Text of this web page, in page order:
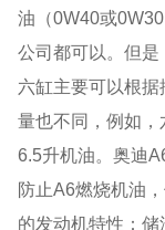
油（0W40或
公司都可以。但
六缸主要可以根
量也不同，例如
6.5升机油。奥迪
防止A6燃烧机油
的发动机特性：